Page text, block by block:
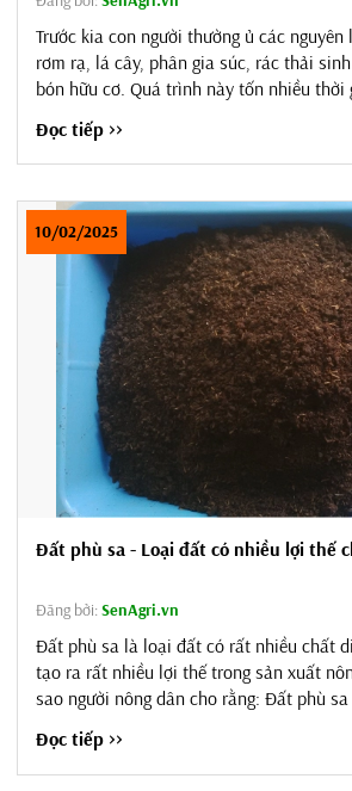
Trước kia con người thường ủ các
rơm rạ, lá cây, phân gia súc, rác thải
bón hữu cơ. Quá trình này tốn nhiều thời
Ngày nay, khoa học kỹ thật ngày càng
dần cải tiến, áp dụng các phương pháp
Đọc tiếp >>
10/02/2025
Đất phù sa - Loại đất có nhiều lợi thế
Đăng bởi:SenAgri.vn
Đất phù sa là loại đất có rất nhiều chất
tạo ra rất nhiều lợi thế trong sản xuất
sao người nông dân cho rằng: Đất phù
lợi thế cho nông nghiệp? Hãy cùng
trong bài viết dưới đây nhé! Đất phù sa là gì? Đất phù sa là
loại đất được hình thành từ quá trình bồi
Đọc tiếp >>